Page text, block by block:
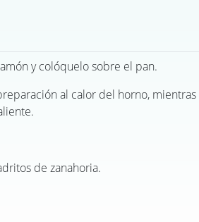
y colóquelo sobre el pan.
al calor del horno, mientras
de zanahoria.